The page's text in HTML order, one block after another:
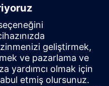
using
için tasarlanmış akıllı
izlenebilirlik, verimli
gerçek zamanlı